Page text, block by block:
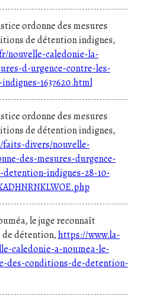
ordonne des mesures
de détention indignes,
nouvelle-caledonie-la-
d-urgence-contre-les-
1637620.html
ordonne des mesures
de détention indignes,
divers/nouvelle-
des-mesures-durgence-
indignes-28-10-
le juge reconnaît
détention,https://www.la-
caledonie-a-noumea-le-
des-conditions-de-detention-